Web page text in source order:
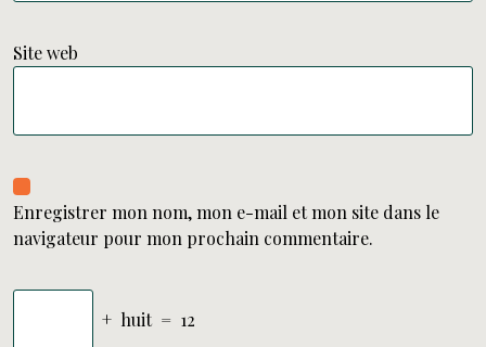
Site web
Enregistrer mon nom, mon e-mail et mon site dans le
navigateur pour mon prochain commentaire.
+ huit = 12